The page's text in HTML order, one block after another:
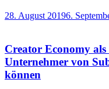
28. August 20196.
Creator Economy
Unternehmer von
können